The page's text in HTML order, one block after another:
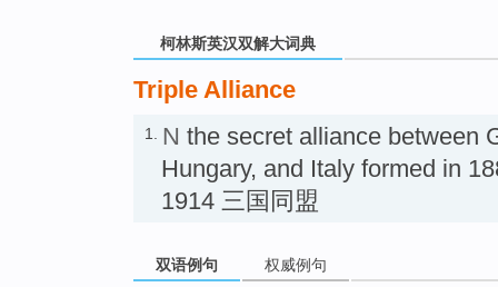
柯林斯英汉双解大词典
Triple Alliance
1. N the secret alliance between
Hungary, and Italy formed in
1914 三国同盟
双语例句 权威例句